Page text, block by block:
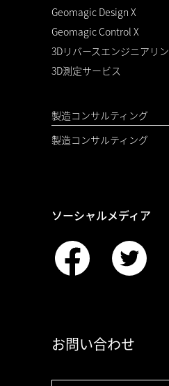
Geomagic Design X
Geomagic Control X
3Dリバースエンジニアリ
3D測定サービス
製造コンサルティング
製造コンサルティング
ソーシャルメディア
お問い合わせ